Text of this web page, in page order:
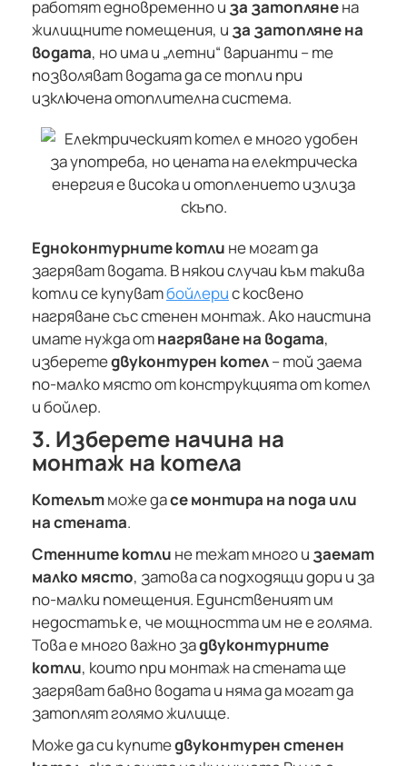
работят едновременно и за затоплянена
жилищните помещения, и за затопляне на
водата, но има и „летни“ варианти – те
позволяват водата да се топли при
изключена отоплителна система.
Едноконтурните котли не могат да
загряват водата. В някои случаи към такива
котли се купуватбойлерис косвено
нагряване със стенен монтаж. Ако наистина
имате нужда отнагряване на водата,
изберетедвуконтурен котел– той заема
по-малко място от конструкцията от котел
и бойлер.
3. Изберете начина на
монтаж на котела
Котелътможе дасе монтира на пода или
на стената.
Стенните котли не тежат много и заемат
малко място, затова са подходящи дори и за
по-малки помещения. Единственият им
недостатък е, че мощността им не е голяма.
Това е много важно задвуконтурните
котли, които при монтаж на стената ще
загряват бавно водата и няма да могат да
затоплят голямо жилище.
Може да си купитедвуконтурен стенен